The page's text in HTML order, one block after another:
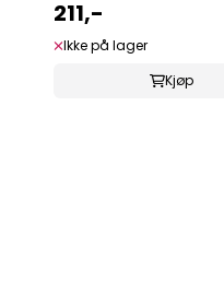
211,-
Ikke på lager
Kjøp